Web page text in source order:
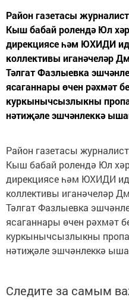
Район газетасы
Кыш бабай ролендә Юл
дирекциясе һәм ЮХИДИ
коллективы иганәчеләр
Тәлгат Фазлыевка
ясаганнары өчен рәхмәт
куркынычсызлыкны
нәтиҗәле эшчәнлеккә
Район газетасы
Кыш бабай ролендә Юл
дирекциясе һәм ЮХИДИ
коллективы иганәчеләр
Тәлгат Фазлыевка
ясаганнары өчен рәхмәт
куркынычсызлыкны
нәтиҗәле эшчәнлеккә
Следите за самым